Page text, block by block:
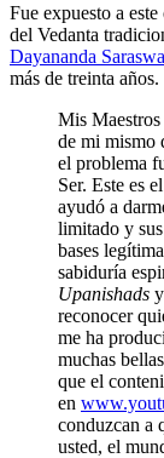
Fue expuesto a
del Vedanta
Dayananda
más de treinta años.
Mis
de mi mismo
el problema
Ser. Este es
ayudó a
limitado y
bases
sabiduría
Upanishads y
reconocer
me ha
muchas
que el
en
conduzcan a
usted, el